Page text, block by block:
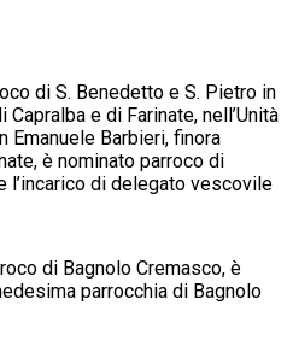
di S. Benedetto e S. Pietro in
e di Farinate, nell’Unità
Emanuele Barbieri, finora
è nominato parroco di
l’incarico di delegato vescovile
di Bagnolo Cremasco, è
parrocchia di Bagnolo